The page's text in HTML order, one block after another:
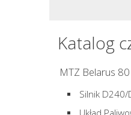
Katalog
MTZ Belarus 80
Silnik D240/